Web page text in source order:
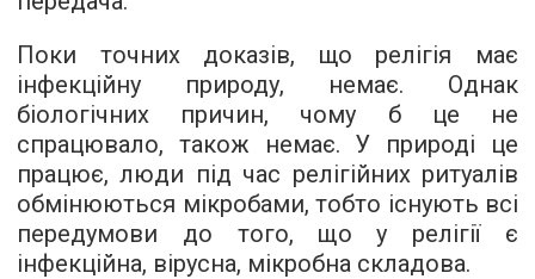
Поки точних доказів, що релігія має
інфекційну природу, немає. Однак
біологічних причин, чому б це не
спрацювало, також немає. У природі це
працює, люди під час релігійних ритуалів
обмінюються мікробами, тобто існують всі
передумови до того, що у релігії є
інфекційна, вірусна, мікробна складова.